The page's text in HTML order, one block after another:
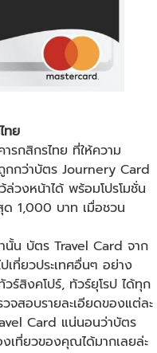
ทย
รกสิกรไทย ที่ให้ความ
กกว่าบัตร Journery Card
ล่วงหน้าได้ พร้อมโปรโมชั่น
ด 1,000 บาท เมื่อชวน
านั้น บัตร Travel Card จาก
เที่ยวประเทศอื่นๆ อย่าง
วร์สิงคโปร์, ทัวร์ยุโรป ได้ทุก
สอบรายละเอียดของแต่ละ
Card แน่นอนว่าบัตร
เที่ยวของคุณได้มากเลยล่ะ